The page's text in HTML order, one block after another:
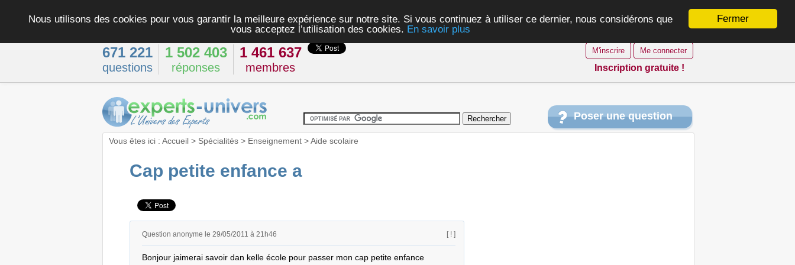
Fermer
Nous utilisons des cookies pour vous garantir la meilleure expérience sur notre site. Si vous continuez à utiliser ce dernier, nous considérons que
vous acceptez l’utilisation des cookies. En savoir plus
671 221
questions
1 502 403
réponses
1 461 637
membres
M'inscrire Me connecter
Inscription gratuite !
Poser une question
Vous êtes ici : Accueil> Spécialités> Enseignement>Aide scolaire
Cap petite enfance a
Question anonyme le 29/05/2011 à 21h46 [ ! ]
Bonjour jaimerai savoir dan kelle école pour passer mon cap petite enfance